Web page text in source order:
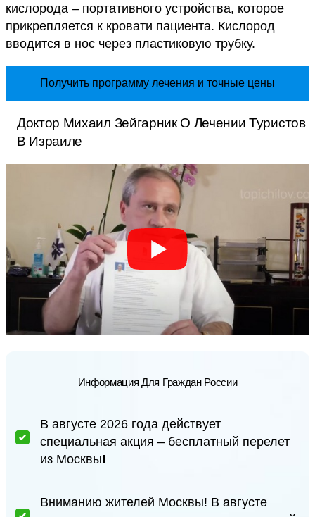
кислорода – портативного устройства, которое
прикрепляется к кровати пациента. Кислород
вводится в нос через пластиковую трубку.
Получить программу лечения и точные цены
Доктор Михаил Зейгарник О Лечении Туристов
В Израиле
Информация Для Граждан России
В августе 2026 года действует
специальная акция – бесплатный перелет
из Москвы!
Вниманию жителей Москвы! В августе